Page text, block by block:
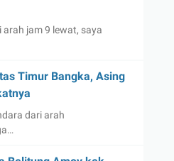
arah jam 9 lewat, saya
Timur Bangka, Asing
dari arah